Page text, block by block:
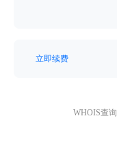
立即续费
WHOIS查询